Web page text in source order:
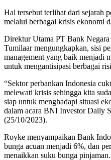
Hal tersebut terlihat dari sejarah
melalui berbagai krisis ekonomi
Direktur Utama PT Bank
Tumilaar mengungkapkan, sisi
management yang baik menjadi
untuk mengantisipasi berbagai
“Sektor perbankan Indonesia
melewati krisis sehingga kita
siap untuk menghadapi situasi
dalam acara BNI Investor Daily
(25/10/2023).
Royke menyampaikan Bank
bunga acuan menjadi 6%, dan
menaikkan suku bunga pinjaman.